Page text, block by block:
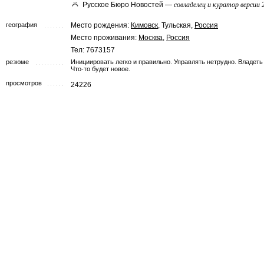
Русское Бюро Новостей — совладелец и куратор версии
география Место рождения: Кимовск, Тульская, Россия
Место проживания: Москва, Россия
Тел: 7673157
резюме
Инициировать легко и правильно. Управлять нетрудно.
Что-то будет новое.
просмотров
24226